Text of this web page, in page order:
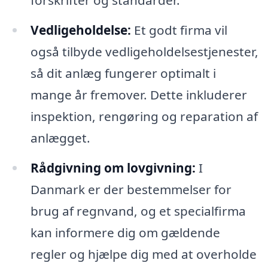
Vedligeholdelse: Et godt firma vil
også tilbyde vedligeholdelsestjenester,
så dit anlæg fungerer optimalt i
mange år fremover. Dette inkluderer
inspektion, rengøring og reparation af
anlægget.
Rådgivning om lovgivning: I
Danmark er der bestemmelser for
brug af regnvand, og et specialfirma
kan informere dig om gældende
regler og hjælpe dig med at overholde